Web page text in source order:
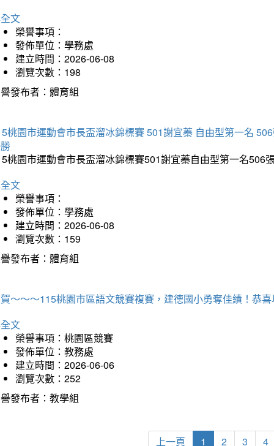
文
榮譽事項：
發佈單位：學務處
建立時間：2026-06-08
瀏覽次數：198
發布者：體育組
桃園市運動會市長盃溜冰錦標賽 501謝宜蓁 自由型第一名
桃園市運動會市長盃溜冰錦標賽501謝宜蓁自由型第一名
文
榮譽事項：
發佈單位：學務處
建立時間：2026-06-08
瀏覽次數：159
發布者：體育組
～～～115桃園市區語文競賽複賽，建德國小勇奪佳績！恭
文
榮譽事項：桃園區競賽
發佈單位：教務處
建立時間：2026-06-06
瀏覽次數：252
發布者：教學組
上一頁 1 2 3 4